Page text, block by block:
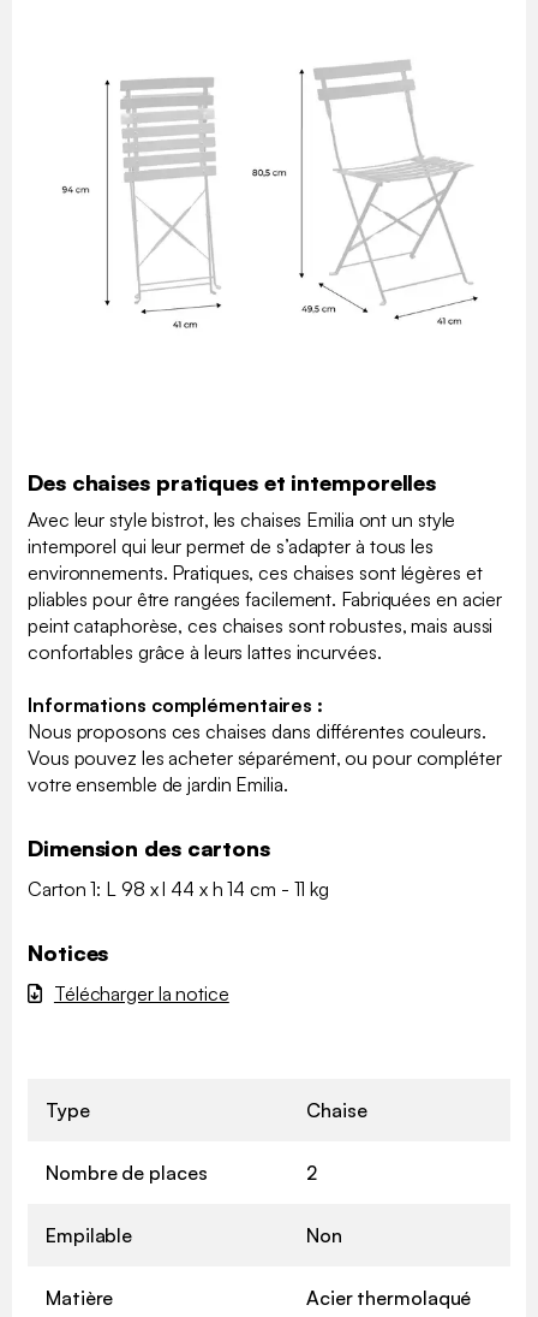
Des chaises pratiques et intemporelles
Avec leur style bistrot, les chaises Emilia ont un style
intemporel qui leur permet de s’adapter à tous les
environnements. Pratiques, ces chaises sont légères et
pliables pour être rangées facilement. Fabriquées en acier
peint cataphorèse, ces chaises sont robustes, mais aussi
confortables grâce à leurs lattes incurvées.
Informations complémentaires :
Nous proposons ces chaises dans différentes couleurs.
Vous pouvez les acheter séparément, ou pour compléter
votre ensemble de jardin Emilia.
Dimension des cartons
Carton 1: L 98 x l 44 x h 14 cm - 11 kg
Notices
Télécharger la notice
Type Chaise
Nombre de places 2
Empilable Non
Matière Acier thermolaqué